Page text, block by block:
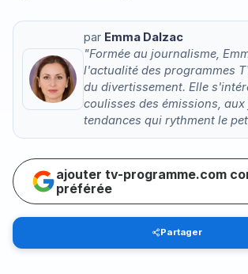
par Emma Dalzac
"Formée au journalisme,
l'actualité des programmes
du divertissement. Elle
coulisses des émissions,
tendances qui rythment le
ajouter tv-programme.com
préférée
Partager